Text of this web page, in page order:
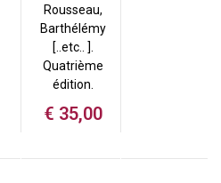
Rousseau,
Barthélémy
[..etc.. ].
Quatrième
édition.
€ 35,00